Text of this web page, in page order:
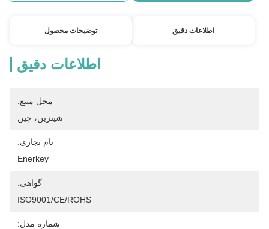
اطلاعات دقیق توضیحات محصول
اطلاعات دقیق
محل منبع:
شينزين، چين
نام تجاری:
Enerkey
گواهی:
ISO9001/CE/ROHS
شماره مدل: